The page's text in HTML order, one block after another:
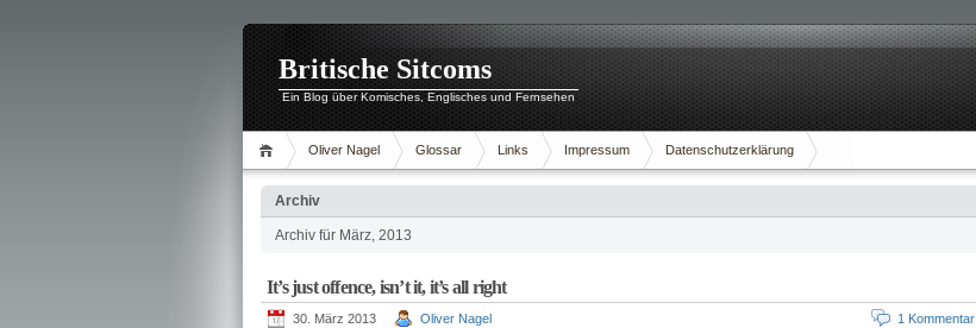
Britische Sitcoms
Ein Blog über Komisches, Englisches und Fernsehen
Oliver Nagel Glossar Links Impressum Datenschutzerklärung
Archiv
Archiv für März, 2013
It’s just offence, isn’t it, it’s all right
30. März 2013 Oliver Nagel 1 Kommentar